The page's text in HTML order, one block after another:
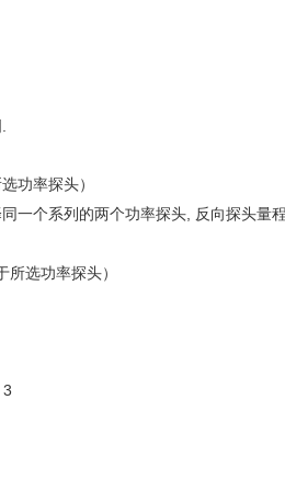
功率探头）
一个系列的两个功率探头, 反向探头量
所选功率探头）